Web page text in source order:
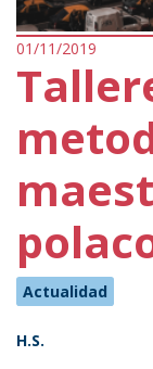
01/11/2019
Actualidad
H.S.